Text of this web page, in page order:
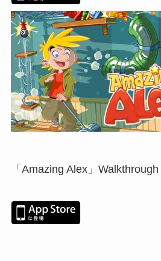
「Amazing Alex」Walkthrough